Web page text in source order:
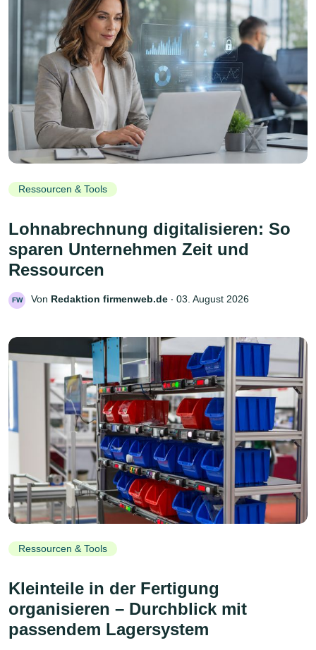
Ressourcen & Tools
Lohnabrechnung digitalisieren: So
sparen Unternehmen Zeit und
Ressourcen
FW Von Redaktion firmenweb.de ‧ 03. August 2026
Ressourcen & Tools
Kleinteile in der Fertigung
organisieren – Durchblick mit
passendem Lagersystem